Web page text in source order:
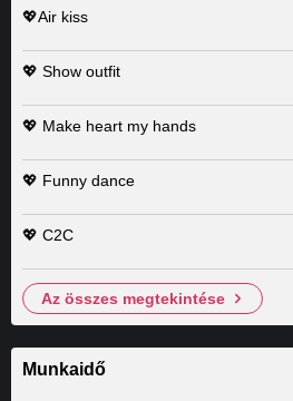
💖Air kiss
💖 Show outfit
💖 Make heart my hands
💖 Funny dance
💖 C2C
az összes megtekintése
Munkaidő